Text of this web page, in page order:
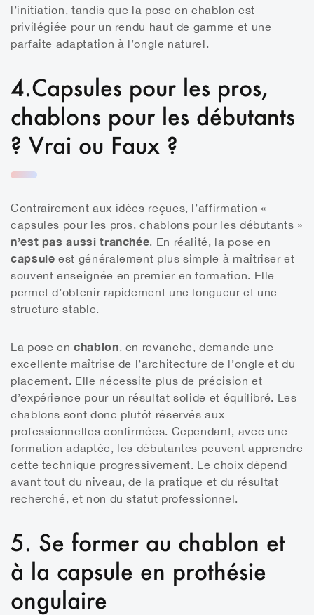
l’initiation, tandis que la pose en chablon est
privilégiée pour un rendu haut de gamme et une
parfaite adaptation à l’ongle naturel.
4.Capsules pour les pros,
chablons pour les débutants
? Vrai ou Faux ?
Contrairement aux idées reçues, l’affirmation «
capsules pour les pros, chablons pour les débutants »
n’est pas aussi tranchée. En réalité, la pose en
capsule est généralement plus simple à maîtriser et
souvent enseignée en premier en formation. Elle
permet d’obtenir rapidement une longueur et une
structure stable.
La pose enchablon, en revanche, demande une
excellente maîtrise de l’architecture de l’ongle et du
placement. Elle nécessite plus de précision et
d’expérience pour un résultat solide et équilibré. Les
chablons sont donc plutôt réservés aux
professionnelles confirmées. Cependant, avec une
formation adaptée, les débutantes peuvent apprendre
cette technique progressivement. Le choix dépend
avant tout du niveau, de la pratique et du résultat
recherché, et non du statut professionnel.
5. Se former au chablon et
à la capsule en prothésie
ongulaire